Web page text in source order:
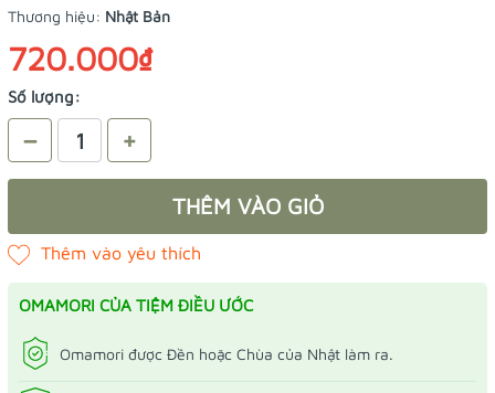
Thương hiệu: Nhật Bản
720.000₫
Số lượng:
– +
THÊM VÀO GIỎ
OMAMORI CỦA TIỆM ĐIỀU ƯỚC
Omamori được Đền hoặc Chùa của Nhật làm ra.